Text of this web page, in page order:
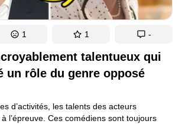
talentueux qui
un rôle du genre opposé
d’activités, les talents des acteurs
l’épreuve. Ces comédiens sont toujours
1 1 -